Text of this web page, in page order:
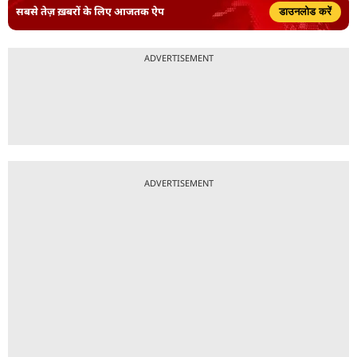
सबसे तेज़ ख़बरों के लिए आजतक ऐप डाउनलोड करें
ADVERTISEMENT
ADVERTISEMENT